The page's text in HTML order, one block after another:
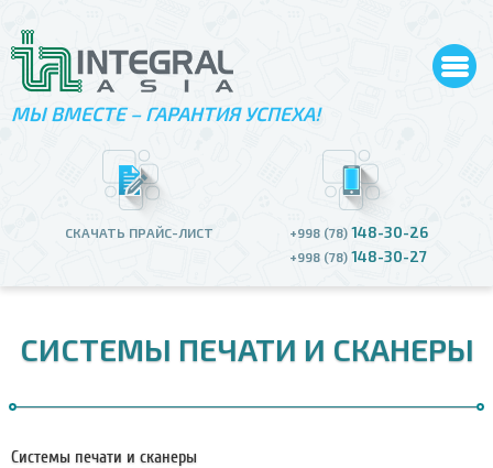
МЫ ВМЕСТЕ – ГАРАНТИЯ УСПЕХА!
+998 (78) 148-30-26
+998 (78) 148-30-27
СКАЧАТЬ ПРАЙС-ЛИСТ
СИСТЕМЫ ПЕЧАТИ И СКАНЕРЫ
Системы печати и сканеры